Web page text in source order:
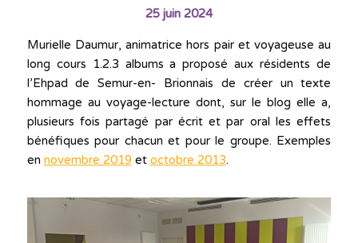
25 juin 2024
Murielle Daumur, animatrice hors pair et voyageuse au
long cours 1.2.3 albums a proposé aux résidents de
l’Ehpad de Semur-en- Brionnais de créer un texte
hommage au voyage-lecture dont, sur le blog elle a,
plusieurs fois partagé par écrit et par oral les effets
bénéfiques pour chacun et pour le groupe. Exemples
en novembre 2019 et octobre 2013.